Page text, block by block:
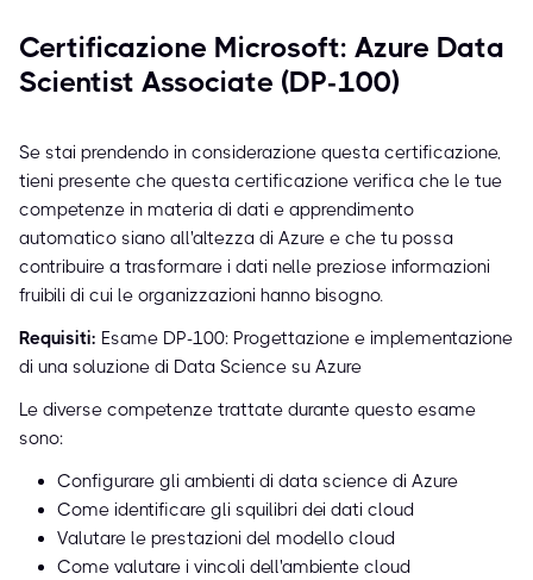
Certificazione Microsoft: Azure Data
Scientist Associate (DP-100)
Se stai prendendo in considerazione questa certificazione,
tieni presente che questa certificazione verifica che le tue
competenze in materia di dati e apprendimento
automatico siano all'altezza di Azure e che tu possa
contribuire a trasformare i dati nelle preziose informazioni
fruibili di cui le organizzazioni hanno bisogno.
Requisiti: Esame DP-100: Progettazione e implementazione
di una soluzione di Data Science su Azure
Le diverse competenze trattate durante questo esame
sono:
Configurare gli ambienti di data science di Azure
Come identificare gli squilibri dei dati cloud
Valutare le prestazioni del modello cloud
Come valutare i vincoli dell'ambiente cloud